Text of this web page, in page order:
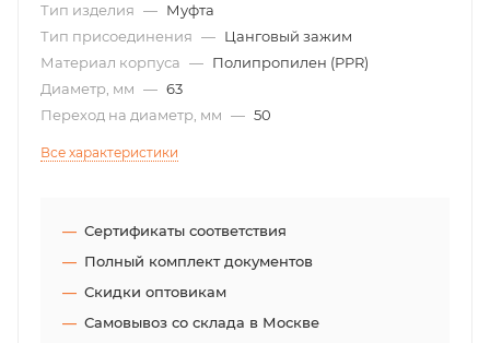
Тип изделия — Муфта
Тип присоединения — Цанговый зажим
Материал корпуса — Полипропилен (PPR)
Диаметр, мм — 63
Переход на диаметр, мм — 50
Все характеристики
Сертификаты соответствия
Полный комплект документов
Скидки оптовикам
Самовывоз со склада в Москве